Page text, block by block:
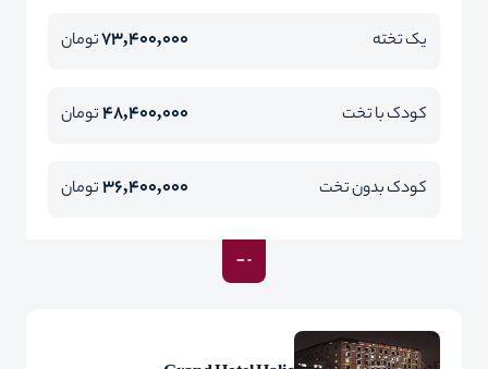
یک تخته 73,400,000تومان
کودک با تخت 48,400,000تومان
کودک بدون تخت 36,400,000تومان